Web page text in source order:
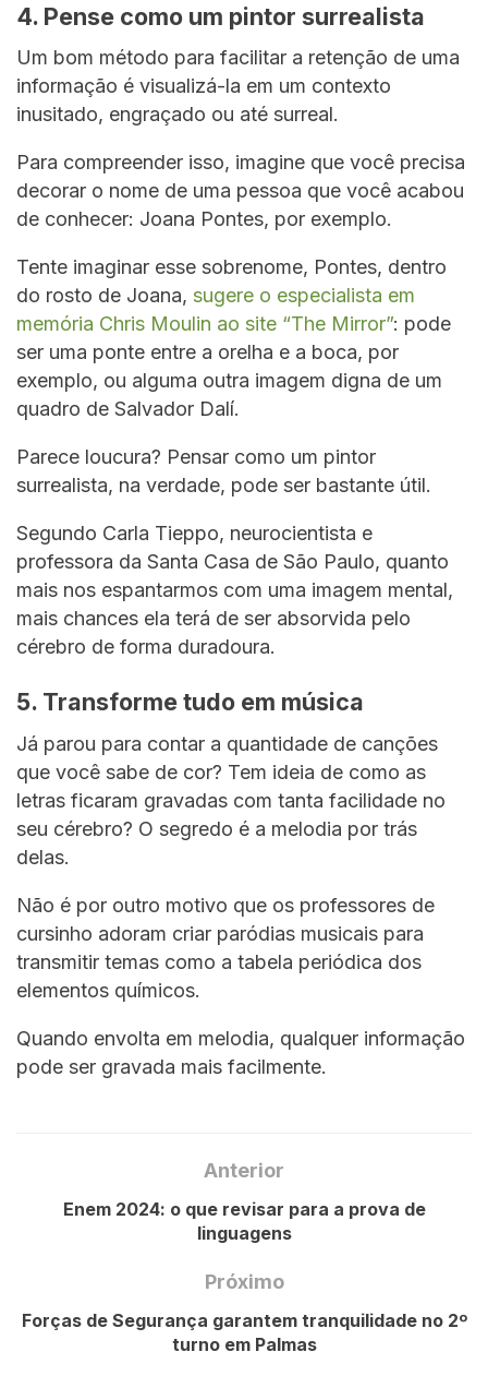
4. Pense como um pintor surrealista
Um bom método para facilitar a retenção de uma
informação é visualizá-la em um contexto
inusitado, engraçado ou até surreal.
Para compreender isso, imagine que você precisa
decorar o nome de uma pessoa que você acabou
de conhecer: Joana Pontes, por exemplo.
Tente imaginar esse sobrenome, Pontes, dentro
do rosto de Joana, sugere o especialista em
memória Chris Moulin ao site “The Mirror”: pode
ser uma ponte entre a orelha e a boca, por
exemplo, ou alguma outra imagem digna de um
quadro de Salvador Dalí.
Parece loucura? Pensar como um pintor
surrealista, na verdade, pode ser bastante útil.
Segundo Carla Tieppo, neurocientista e
professora da Santa Casa de São Paulo, quanto
mais nos espantarmos com uma imagem mental,
mais chances ela terá de ser absorvida pelo
cérebro de forma duradoura.
5. Transforme tudo em música
Já parou para contar a quantidade de canções
que você sabe de cor? Tem ideia de como as
letras ficaram gravadas com tanta facilidade no
seu cérebro? O segredo é a melodia por trás
delas.
Não é por outro motivo que os professores de
cursinho adoram criar paródias musicais para
transmitir temas como a tabela periódica dos
elementos químicos.
Quando envolta em melodia, qualquer informação
pode ser gravada mais facilmente.
Anterior
Enem 2024: o que revisar para a prova de
linguagens
Próximo
Forças de Segurança garantem tranquilidade no 2º
turno em Palmas